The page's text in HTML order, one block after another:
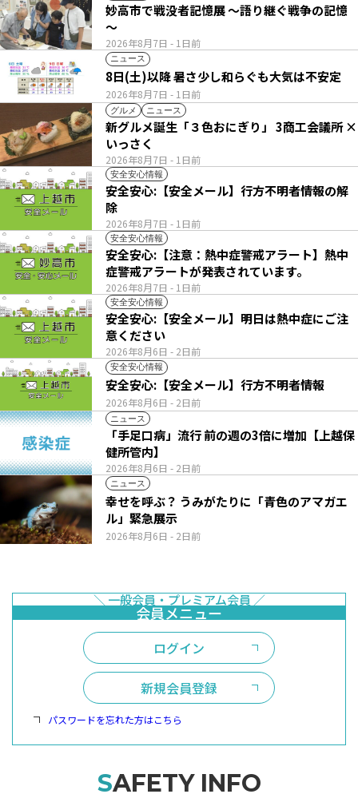
2026年8月7日 - 1日前
妙高市で戦没者記憶展 ～語り継ぐ戦争の記憶
～
ニュース
2026年8月7日 - 1日前
8日(土)以降 暑さ少し和らぐも大気は不安定
グルメ ニュース
2026年8月7日 - 1日前
新グルメ誕生「３色おにぎり」 3商工会議所 ×
いっさく
安全安心情報
2026年8月7日 - 1日前
安全安心:【安全メール】行方不明者情報の解
除
安全安心情報
2026年8月7日 - 1日前
安全安心:【注意：熱中症警戒アラート】熱中
症警戒アラートが発表されています。
安全安心情報
2026年8月6日 - 2日前
安全安心:【安全メール】明日は熱中症にご注
意ください
安全安心情報
2026年8月6日 - 2日前
安全安心:【安全メール】行方不明者情報
ニュース
2026年8月6日 - 2日前
「手足口病」流行 前の週の3倍に増加【上越保
健所管内】
ニュース
2026年8月6日 - 2日前
幸せを呼ぶ？ うみがたりに「青色のアマガエ
ル」緊急展示
ログイン
新規会員登録
パスワードを忘れた方はこちら
SAFETY INFO